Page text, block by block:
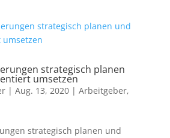
strategisch planen
umsetzen
| Aug. 13, 2020| Arbeitgeber,
strategisch planen und